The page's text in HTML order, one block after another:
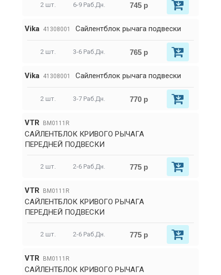
2 шт. 6-9 Раб.Дн. 745 р
Vika 41308001 Сайлентблок рычага подвески
2 шт. 3-6 Раб.Дн. 765 р
Vika 41308001 Сайлентблок рычага подвески
2 шт. 3-7 Раб.Дн. 770 р
VTR BM0111R
САЙЛЕНТБЛОК КРИВОГО РЫЧАГА
ПЕРЕДНЕЙ ПОДВЕСКИ
2 шт. 2-6 Раб.Дн. 775 р
VTR BM0111R
САЙЛЕНТБЛОК КРИВОГО РЫЧАГА
ПЕРЕДНЕЙ ПОДВЕСКИ
2 шт. 2-6 Раб.Дн. 775 р
VTR BM0111R
САЙЛЕНТБЛОК КРИВОГО РЫЧАГА